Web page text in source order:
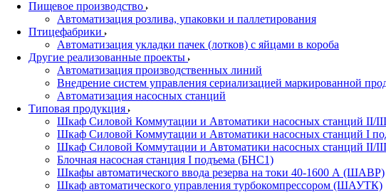
Пищевое производство
Автоматизация розлива, упаковки и паллетирования
Птицефабрики
Автоматизация укладки пачек (лотков) с яйцами в короба
Другие реализованные проекты
Автоматизация производственных линий
Внедрение систем управления сериализацией маркированной
Автоматизация насосных станций
Типовая продукция
Шкаф Силовой Коммутации и Автоматики насосных станций II/
Шкаф Силовой Коммутации и Автоматики насосных станций I
Шкаф Силовой Коммутации и Автоматики насосных станций
Блочная насосная станция I подъема (БНС1)
Шкафы автоматического ввода резерва на токи 40-1600 А (ШАВР)
Шкаф автоматического управления турбокомпрессором (ШАУТК)